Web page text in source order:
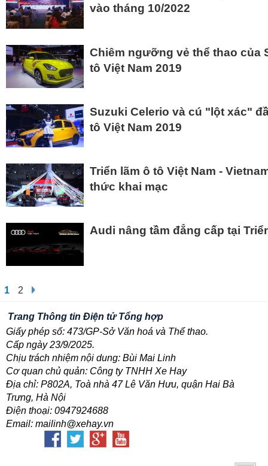
vào tháng 10/2022
Chiêm ngưỡng vẻ thể thao của
tô Việt Nam 2019
Suzuki Celerio và cú "lột xác"
tô Việt Nam 2019
Triển lãm ô tô Việt Nam -
thức khai mạc
Audi nâng tầm đẳng cấp tại
1 2
Trang Thông tin Điện tử Tổng hợp
Giấy phép số: 473/GP-Sở Văn hoá và Thể thao.
Cấp ngày 23/9/2025.
Chịu trách nhiệm nội dung: Bùi Mai Linh
Cơ quan chủ quản: Công ty TNHH Xe Hay
Địa chỉ: P802A, Toà nhà 47 Lê Văn Hưu, quận Hai Bà
Trưng, Hà Nội
Điện thoại: 0947924688
Email: mailinh@xehay.vn